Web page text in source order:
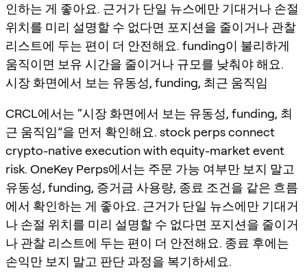
인하는 게 좋아요. 근거가 단일 뉴스에만 기대거나 손절
위치를 미리 설명할 수 없다면 포지션을 줄이거나 관찰
리스트에 두는 편이 더 안전해요. funding이 불리하게
움직이면 보유 시간을 줄이거나 규모를 낮춰야 해요.
시장 화면에서 보는 유동성, funding, 최근 움직임
CRCL에서는 “시장 화면에서 보는 유동성, funding, 최
근 움직임”을 먼저 확인해요. stock perps connect
crypto-native execution with equity-market event
risk. OneKey Perps에서는 주문 가능 여부만 보지 말고
유동성, funding, 증거금 사용량, 종료 조건을 같은 흐름
에서 확인하는 게 좋아요. 근거가 단일 뉴스에만 기대거
나 손절 위치를 미리 설명할 수 없다면 포지션을 줄이거
나 관찰 리스트에 두는 편이 더 안전해요. 종료 후에는
손익만 보지 말고 판단 과정을 복기하세요.